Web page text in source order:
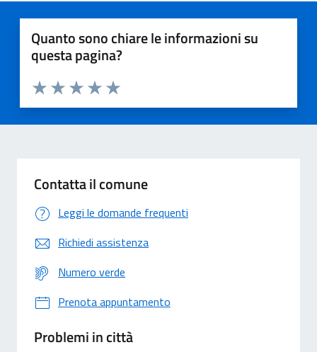
Quanto sono chiare le informazioni su
questa pagina?
Valuta 5 stelle su 5
Valuta 4 stelle su 5
Valuta 3 stelle su 5
Valuta 2 stelle su 5
Valuta 1 stelle su 5
Contatta il comune
Leggi le domande frequenti
Richiedi assistenza
Numero verde
Prenota appuntamento
Problemi in città